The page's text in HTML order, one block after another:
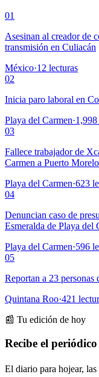
01
Asesinan al creador de
transmisión en Culiacán
México·12 lecturas
02
Inicia paro laboral en
Playa del Carmen·1,998
03
Fallece trabajador de
Carmen a Puerto
Playa del Carmen·623
04
Denuncian caso de
Esmeralda de Playa del
Playa del Carmen·596
05
Reportan a 23 personas
Quintana Roo·421
📰 Tu edición de hoy
Recibe el
El diario para hojear,